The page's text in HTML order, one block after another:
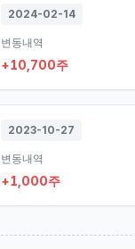
2024-02-14
변동내역
+10,700주
2023-10-27
변동내역
+1,000주